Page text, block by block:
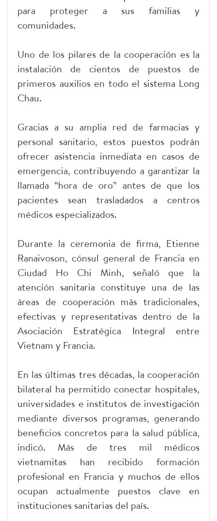
para proteger a sus familias y
comunidades.
Uno de los pilares de la cooperación es la
instalación de cientos de puestos de
primeros auxilios en todo el sistema Long
Chau.
Gracias a su amplia red de farmacias y
personal sanitario, estos puestos podrán
ofrecer asistencia inmediata en casos de
emergencia, contribuyendo a garantizar la
llamada “hora de oro” antes de que los
pacientes sean trasladados a centros
médicos especializados.
Durante la ceremonia de firma, Etienne
Ranaivoson, cónsul general de Francia en
Ciudad Ho Chi Minh, señaló que la
atención sanitaria constituye una de las
áreas de cooperación más tradicionales,
efectivas y representativas dentro de la
Asociación Estratégica Integral entre
Vietnam y Francia.
En las últimas tres décadas, la cooperación
bilateral ha permitido conectar hospitales,
universidades e institutos de investigación
mediante diversos programas, generando
beneficios concretos para la salud pública,
indicó. Más de tres mil médicos
vietnamitas han recibido formación
profesional en Francia y muchos de ellos
ocupan actualmente puestos clave en
instituciones sanitarias del país.